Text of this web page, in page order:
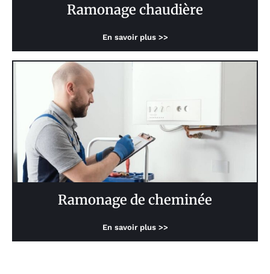
Ramonage chaudière
En savoir plus >>
Ramonage de cheminée
En savoir plus >>